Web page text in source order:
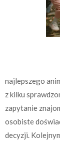
najlepszego
z kilku
zapytanie
osobiste
decyzji.